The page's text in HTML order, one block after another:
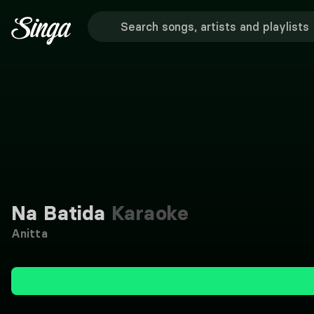
Na Batida Karaoke
Anitta